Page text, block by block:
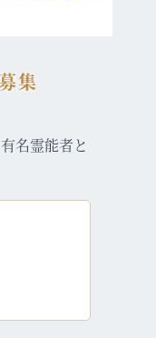
集
名霊能者と